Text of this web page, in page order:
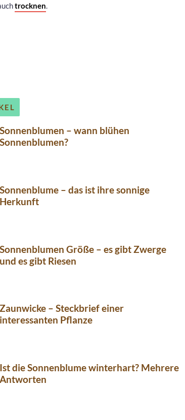
trocknen.
Sonnenblumen – wann blühen
Sonnenblumen?
Sonnenblume – das ist ihre sonnige
Herkunft
Sonnenblumen Größe – es gibt Zwerge
und es gibt Riesen
Zaunwicke – Steckbrief einer
interessanten Pflanze
Ist die Sonnenblume winterhart? Mehrere
Antworten